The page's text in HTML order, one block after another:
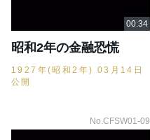
昭和2年の金融恐慌
1927年(昭和2年) 03月14日
公開
No.CFSW01-09